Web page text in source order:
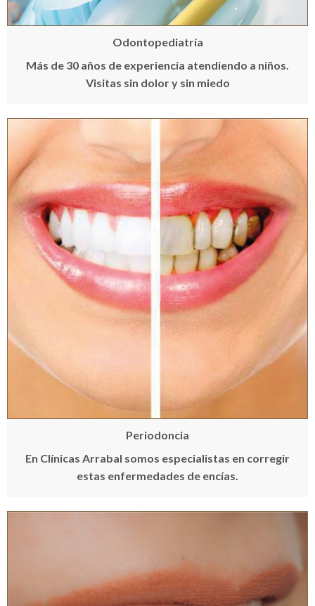
Odontopediatría
Más de 30 años de experiencia atendiendo a niños.
Visitas sin dolor y sin miedo
Periodoncia
En Clínicas Arrabal somos especialistas en corregir
estas enfermedades de encías.